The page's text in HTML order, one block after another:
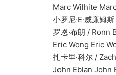
Marc Wilhite Marc
小罗尼·E·威廉姆斯 /
罗恩·布朗 / Ronn
Eric Wong Eric
扎卡里·科尔 /
John Eblan John